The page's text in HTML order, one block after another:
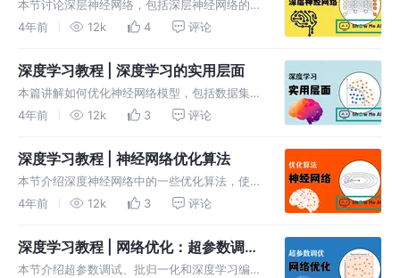
本节讨论深层神经网络，包括深层神经网络的结
构、深层神经网络前向传播和反向传播过程、需
神经网络与人脑简单对比。
4年前 12k 4 评论
深度学习教程 | 深度学习的实用层面
本篇讲解如何优化神经网络模型，包括数据集切
分和比例选择，\防止过拟合的方法，规范化输
爆炸的原因及处理方法，梯度检查等
4年前 12k 3 评论
深度学习教程 | 神经网络优化算法
本节介绍深度神经网络中的一些优化算法，使用
这些技巧和方法来提高神经网络的训练速度和精
均，动量梯度下降、RMSprop和Adam算法，学
习率衰减法等
4年前 12k 3 评论
深度学习教程 | 网络优化：超参数调
优、正则化、批归一化和程序框架
本节介绍超参数调试、批归一化和深度学习编程